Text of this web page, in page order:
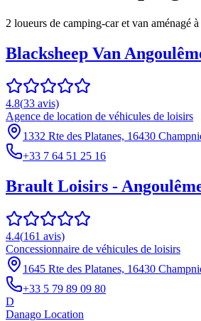
2 loueurs de camping-car et van aménagé à
Blacksheep Van
4.8(33 avis)
Agence de location de véhicules de loisirs
1332 Rte des Platanes, 16430
+33 7 64 51 25 16
Brault Loisirs -
4.4(161 avis)
Concessionnaire de véhicules de loisirs
1645 Rte des Platanes, 16430
+33 5 79 89 09 80
D
Danago Location